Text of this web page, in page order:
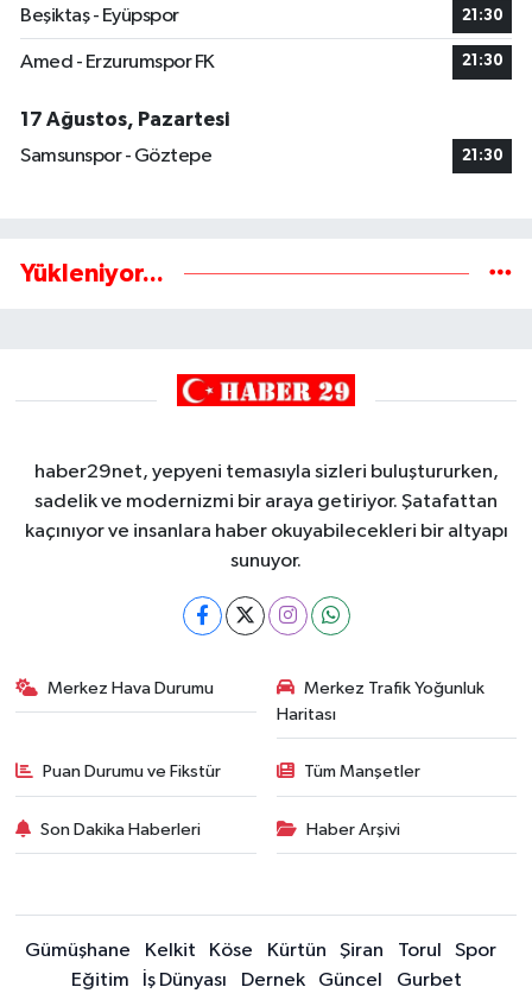
Beşiktaş - Eyüpspor 21:30
Amed - Erzurumspor FK 21:30
17 Ağustos, Pazartesi
Samsunspor - Göztepe
21:30
Yükleniyor...
haber29net, yepyeni temasıyla sizleri buluştururken,
sadelik ve modernizmi bir araya getiriyor. Şatafattan
kaçınıyor ve insanlara haber okuyabilecekleri bir altyapı
sunuyor.
Merkez Hava Durumu
Merkez Trafik Yoğunluk
Haritası
Puan Durumu ve Fikstür Tüm Manşetler
Son Dakika Haberleri Haber Arşivi
Gümüşhane Kelkit Köse Kürtün Şiran Torul
Spor
Eğitim
İş Dünyası Dernek Güncel Gurbet